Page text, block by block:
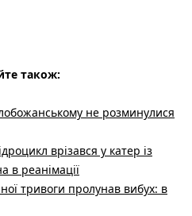
також:
не розминулися
врізався у катер із
в реанімації
тривоги пролунав вибух: в